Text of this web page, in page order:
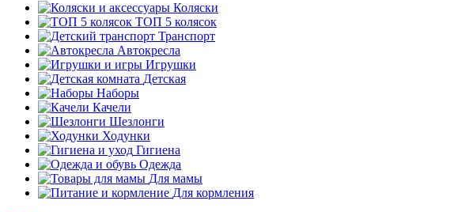
Коляски
ТОП 5 колясок
Транспорт
Автокресла
Игрушки
Детская
Наборы
Качели
Шезлонги
Ходунки
Гигиена
Одежда
Для мамы
Для кормления